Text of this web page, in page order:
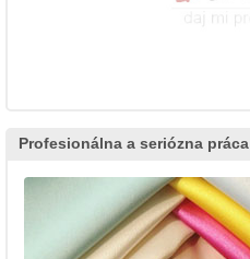
Profesionálna a seriózna práca